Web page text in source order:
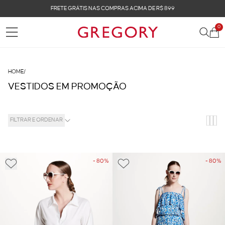
FRETE GRÁTIS NAS COMPRAS ACIMA DE R$ 899
0
HOME/
VESTIDOS EM PROMOÇÃO
FILTRAR E ORDENAR
- 80% - 80%